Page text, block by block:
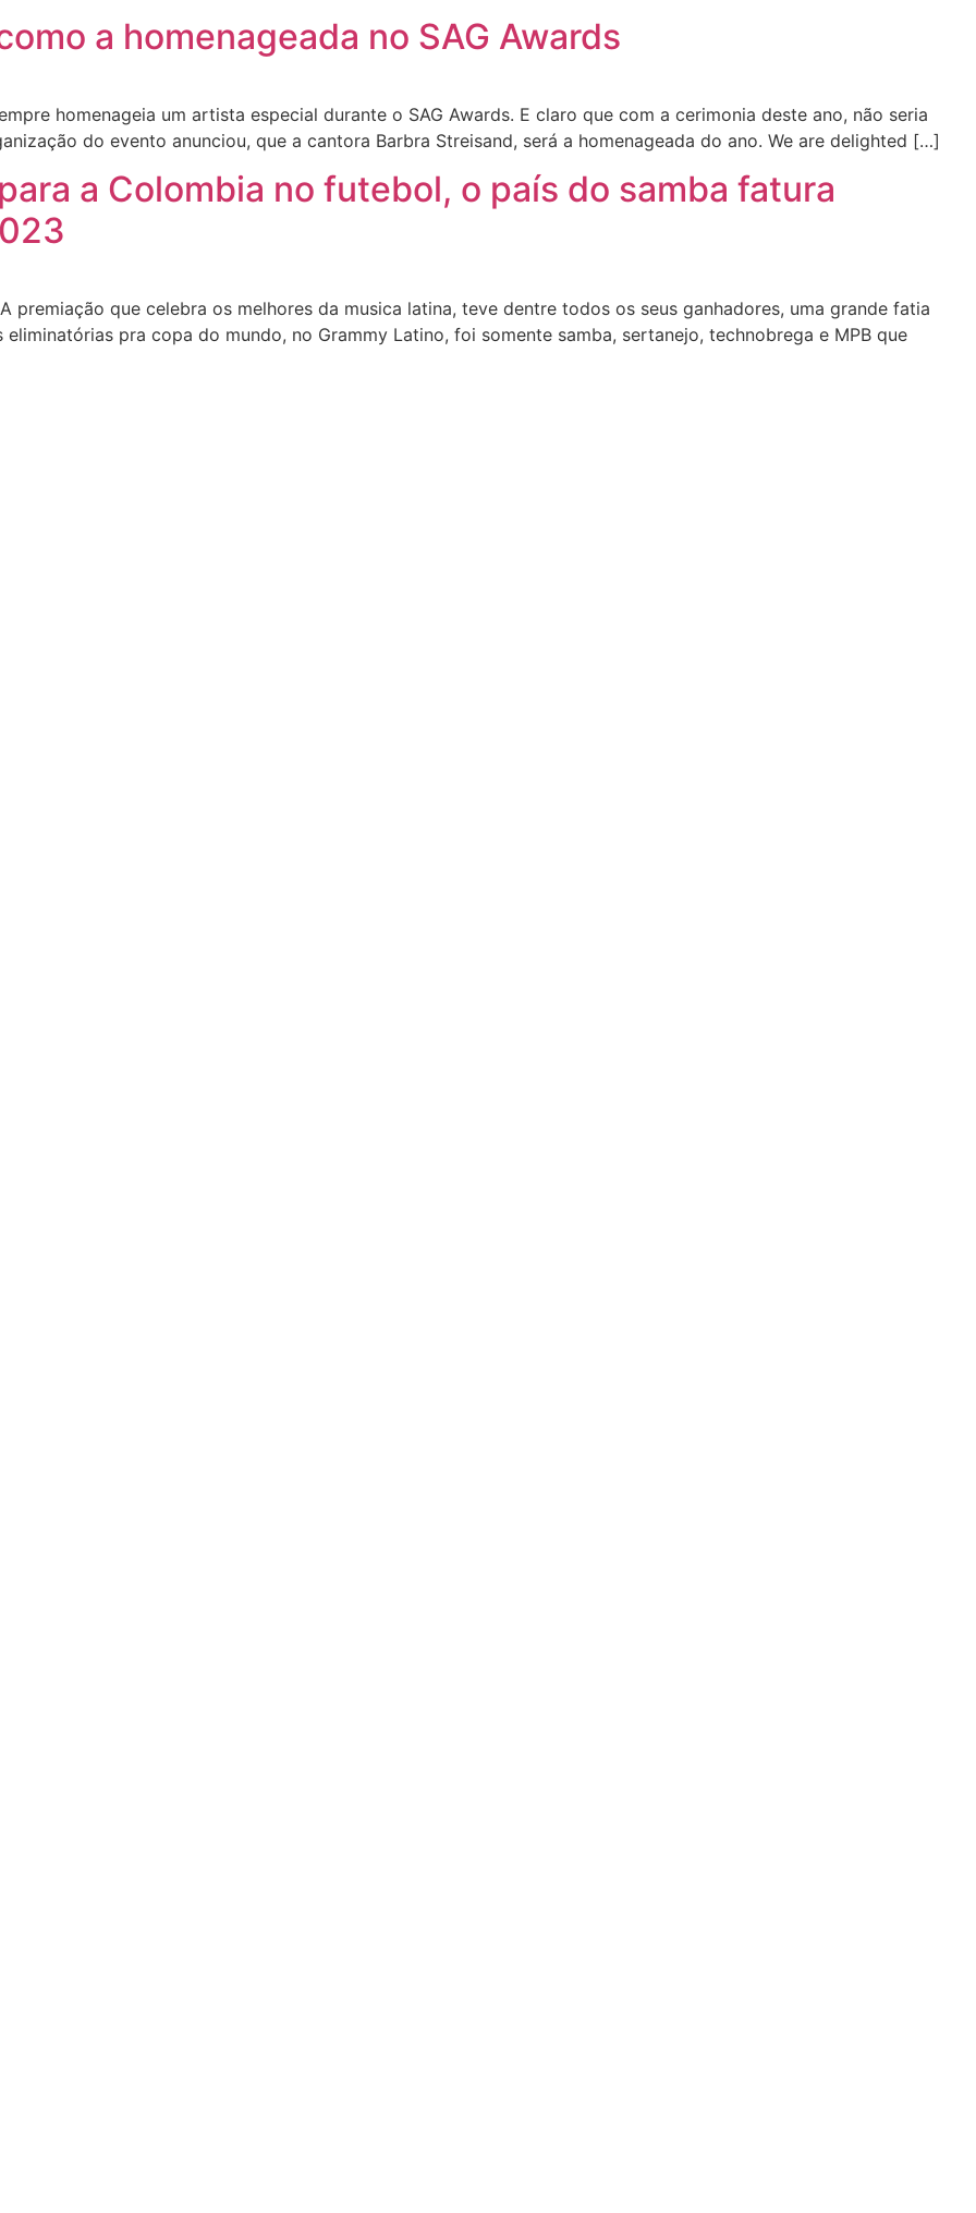
a homenageada no SAG Awards
homenageia um artista especial durante o SAG Awards. E claro que com a cerimonia deste ano, não seria
do evento anunciou, que a cantora Barbra Streisand, será a homenageada do ano. We are delighted […]
a Colombia no futebol, o país do samba fatura
premiação que celebra os melhores da musica latina, teve dentre todos os seus ganhadores, uma grande fatia
pra copa do mundo, no Grammy Latino, foi somente samba, sertanejo, technobrega e MPB que